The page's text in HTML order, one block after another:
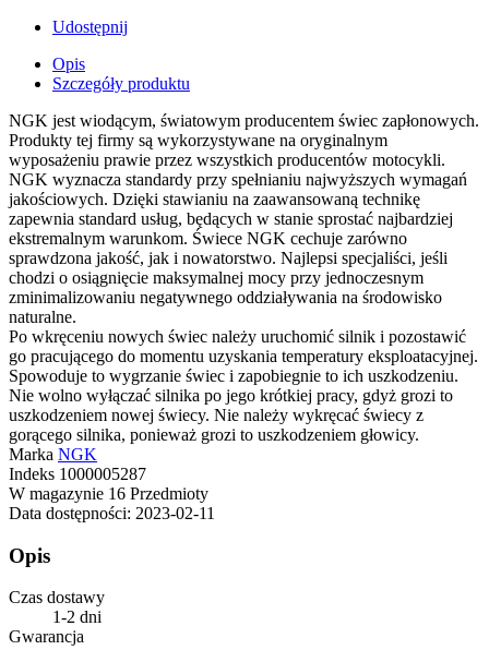
Udostępnij
Opis
Szczegóły produktu
NGK jest wiodącym, światowym producentem świec zapłonowych.
Produkty tej firmy są wykorzystywane na oryginalnym
wyposażeniu prawie przez wszystkich producentów motocykli.
NGK wyznacza standardy przy spełnianiu najwyższych wymagań
jakościowych. Dzięki stawianiu na zaawansowaną technikę
zapewnia standard usług, będących w stanie sprostać najbardziej
ekstremalnym warunkom. Świece NGK cechuje zarówno
sprawdzona jakość, jak i nowatorstwo. Najlepsi specjaliści, jeśli
chodzi o osiągnięcie maksymalnej mocy przy jednoczesnym
zminimalizowaniu negatywnego oddziaływania na środowisko
naturalne.
Po wkręceniu nowych świec należy uruchomić silnik i pozostawić
go pracującego do momentu uzyskania temperatury eksploatacyjnej.
Spowoduje to wygrzanie świec i zapobiegnie to ich uszkodzeniu.
Nie wolno wyłączać silnika po jego krótkiej pracy, gdyż grozi to
uszkodzeniem nowej świecy. Nie należy wykręcać świecy z
gorącego silnika, ponieważ grozi to uszkodzeniem głowicy.
Marka NGK
Indeks 1000005287
W magazynie 16 Przedmioty
Data dostępności: 2023-02-11
Opis
Czas dostawy
1-2 dni
Gwarancja